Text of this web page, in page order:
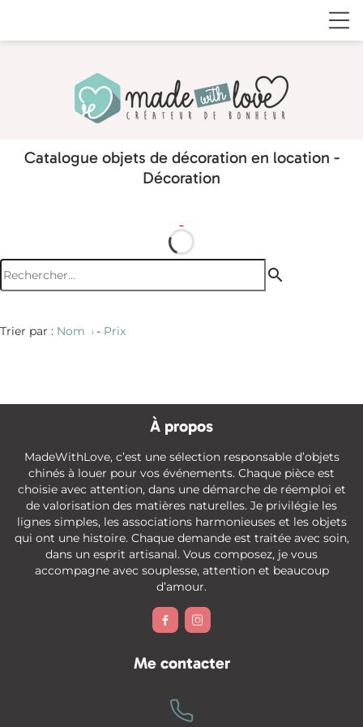
Catalogue objets de décoration en location -
Décoration
search
Trier par : Nom - Prix
À propos
MadeWithLove, c’est une sélection responsable d’objets
chinés à louer pour vos événements. Chaque pièce est
choisie avec attention, dans une démarche de réemploi et
de valorisation des matières naturelles. Je privilégie les
lignes simples, les associations harmonieuses et les objets
qui ont une histoire. Chaque demande est traitée avec soin,
dans un esprit artisanal. Vous composez, je vous
accompagne avec souplesse, attention et beaucoup
d’amour.
 
Me contacter